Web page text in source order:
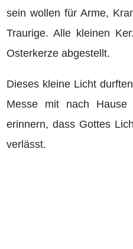
sein wollen für Arme,
Traurige. Alle kleinen
Osterkerze abgestellt.
Dieses kleine Licht
Messe mit nach
erinnern, dass Gottes
verlässt.